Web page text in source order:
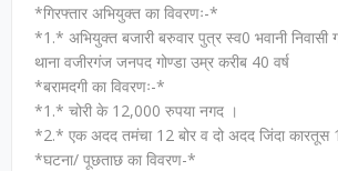
*गिरफ्तार अभियुक्त का विवरणः-*
*1.* अभियुक्त बजारी बरुवार पुत्र स्व0 भवानी निवासी
थाना वजीरगंज जनपद गोण्डा उम्र करीब 40 वर्ष
*बरामदगी का विवरणः-*
*1.* चोरी के 12,000 रुपया नगद ।
*2.* एक अदद तमंचा 12 बोर व दो अदद जिंदा कारतूस
*घटना/ पूछताछ का विवरण-*